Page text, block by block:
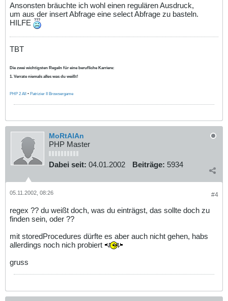
Ansonsten bräuchte ich wohl einen regulären Ausdruck,
um aus der insert Abfrage eine select Abfrage zu basteln.
HILFE
TBT
Die zwei wichtigsten Regeln für eine berufliche Karriere:
1. Verrate niemals alles was du weißt!
PHP 2 All • Patrizier II Browsergame
MoRtAlAn
PHP Master
Dabei seit: 04.01.2002 Beiträge: 5934
#4
05.11.2002, 08:26
regex ?? du weißt doch, was du einträgst, das sollte doch zu
finden sein, oder ??
mit storedProcedures dürfte es aber auch nicht gehen, habs
allerdings noch nich probiert
gruss